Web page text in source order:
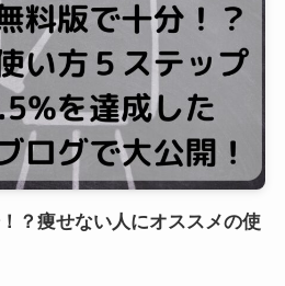
？痩せない人にオススメの使